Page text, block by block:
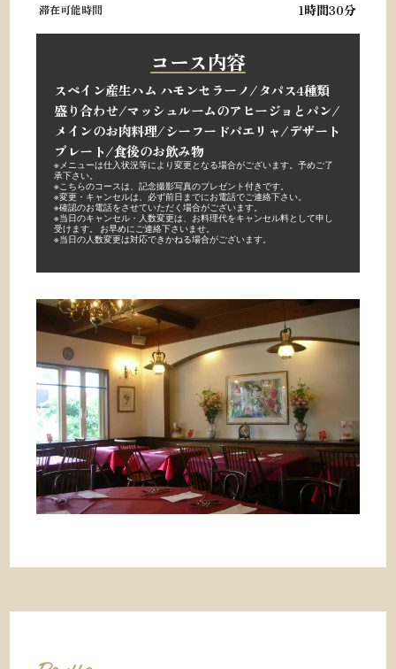
滞在可能時間 1時間30分
コース内容
スペイン産生ハム ハモンセラーノ/タパス4種類
盛り合わせ/マッシュルームのアヒージョとパン/
メインのお肉料理/シーフードパエリャ/デザート
プレート/食後のお飲み物
※メニューは仕入状況等により変更となる場合がございます。予めご了
承下さい。
※こちらのコースは、記念撮影写真のプレゼント付きです。
※変更・キャンセルは、必ず前日までにお電話でご連絡下さい。
※確認のお電話をさせていただく場合がございます。
※当日のキャンセル・人数変更は、お料理代をキャンセル料として申し
受けます。 お早めにご連絡下さいませ。
※当日の人数変更は対応できかねる場合がございます。